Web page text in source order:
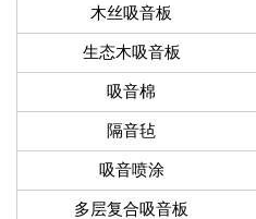
木丝吸音板
生态木吸音板
吸音棉
隔音毡
吸音喷涂
多层复合吸音板